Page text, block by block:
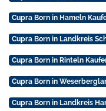
Cupra Born in Hameln
Cupra Born in Landkreis
Cupra Born in Rinteln
Cupra Born in
Cupra Born in Landkreis